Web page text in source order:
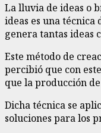
La lluvia de ideas o
ideas es una
genera tantas ideas
Este método de
percibió que con
que la producción
Dicha técnica se
soluciones para los